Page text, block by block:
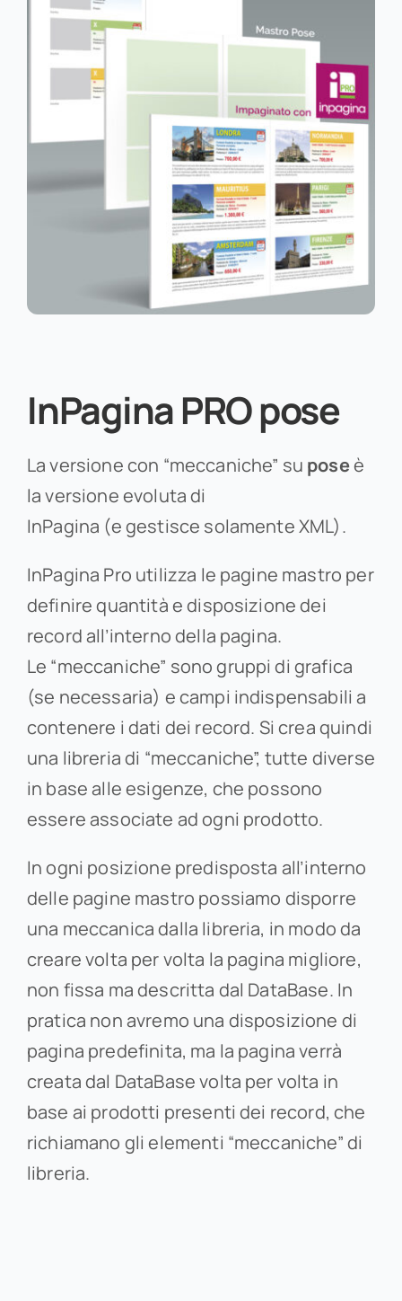
InPagina PRO pose
La versione con “meccaniche” su poseè
la versione evoluta di
InPagina (e gestisce solamente XML).
InPagina Pro utilizza le pagine mastro per
definire quantità e disposizione dei
record all’interno della pagina.
Le “meccaniche” sono gruppi di grafica
(se necessaria) e campi indispensabili a
contenere i dati dei record. Si crea quindi
una libreria di “meccaniche”, tutte diverse
in base alle esigenze, che possono
essere associate ad ogni prodotto.
In ogni posizione predisposta all’interno
delle pagine mastro possiamo disporre
una meccanica dalla libreria, in modo da
creare volta per volta la pagina migliore,
non fissa ma descritta dal DataBase. In
pratica non avremo una disposizione di
pagina predefinita, ma la pagina verrà
creata dal DataBase volta per volta in
base ai prodotti presenti dei record, che
richiamano gli elementi “meccaniche” di
libreria.